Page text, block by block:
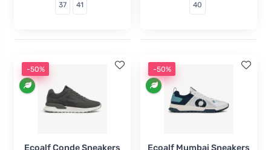
37 41 40
-50% -50%